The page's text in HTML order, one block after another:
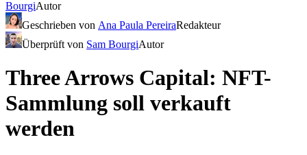
BourgiAutor
Geschrieben von Ana Paula PereiraRedakteur
Überprüft von Sam BourgiAutor
Three Arrows Capital: NFT-
Sammlung soll verkauft
werden